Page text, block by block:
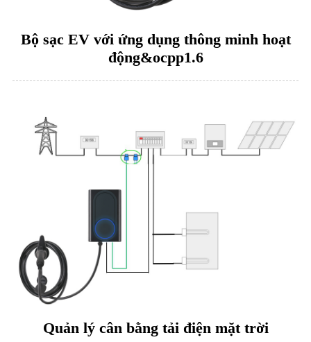
Bộ sạc EV với ứng dụng thông minh hoạt
động&ocpp1.6
Quản lý cân bằng tải điện mặt trời